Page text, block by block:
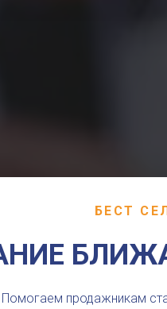
БЕСТ
Помогаем продажникам